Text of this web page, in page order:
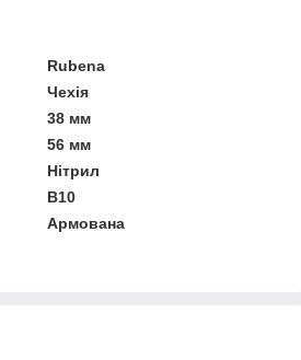
Rubena
Чехія
38 мм
56 мм
Нітрил
B10
Армована